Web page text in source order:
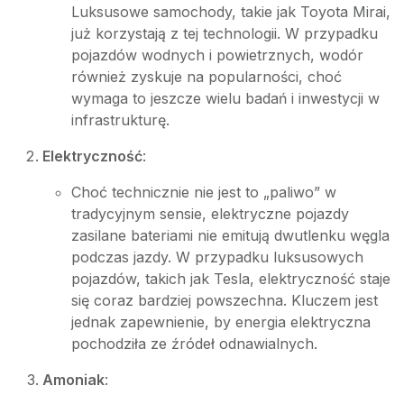
Luksusowe samochody, takie jak Toyota Mirai,
już korzystają z tej technologii. W przypadku
pojazdów wodnych i powietrznych, wodór
również zyskuje na popularności, choć
wymaga to jeszcze wielu badań i inwestycji w
infrastrukturę.
Elektryczność:
Choć technicznie nie jest to „paliwo” w
tradycyjnym sensie, elektryczne pojazdy
zasilane bateriami nie emitują dwutlenku węgla
podczas jazdy. W przypadku luksusowych
pojazdów, takich jak Tesla, elektryczność staje
się coraz bardziej powszechna. Kluczem jest
jednak zapewnienie, by energia elektryczna
pochodziła ze źródeł odnawialnych.
Amoniak: